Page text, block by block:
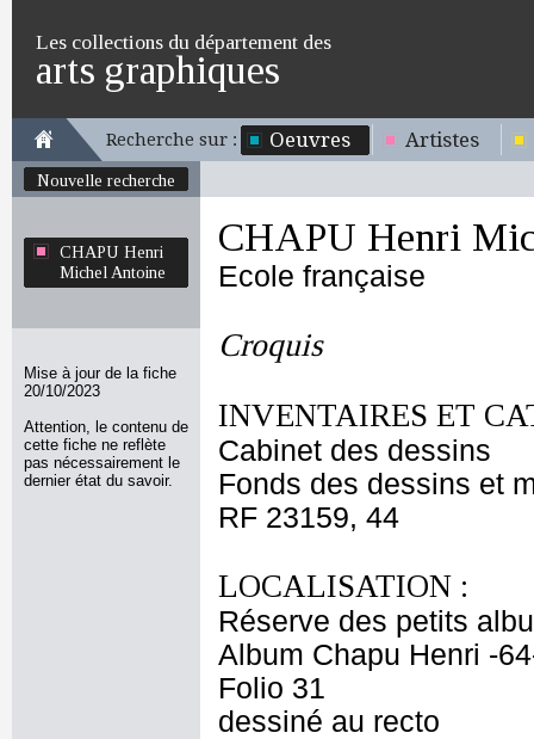
Les collections du département des
arts graphiques
Recherche sur : Oeuvres Artistes
Nouvelle recherche
CHAPU Henri
Michel Antoine
Mise à jour de la fiche
20/10/2023
Attention, le contenu de
cette fiche ne reflète
pas nécessairement le
dernier état du savoir.
CHAPU Henri
Ecole française
Croquis
INVENTAIRES ET
Cabinet des dessins
Fonds des dessins et
RF 23159, 44
LOCALISATION :
Réserve des petits
Album Chapu Henri -
Folio 31
dessiné au recto